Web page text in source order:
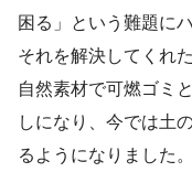
困る」という難題に
それを解決してくれ
自然素材で可燃ゴミ
しになり、今では土
るようになりました。